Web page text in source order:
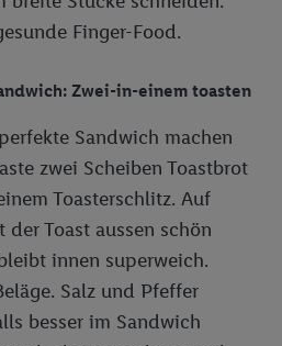
Finger-Food.
Zwei-in-einem toasten
Sandwich machen
zwei Scheiben Toastbrot
Toasterschlitz. Auf
der Toast aussen schön
innen superweich.
Salz und Pfeffer
besser im Sandwich